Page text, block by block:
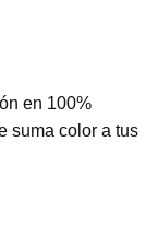
en 100%
suma color a tus